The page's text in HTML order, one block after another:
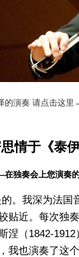
的演奏 请点击这里
情于《泰
独奏会上您演奏的
的。我深为法国
贴近。每次独
涅（1842-
我也演奏了这